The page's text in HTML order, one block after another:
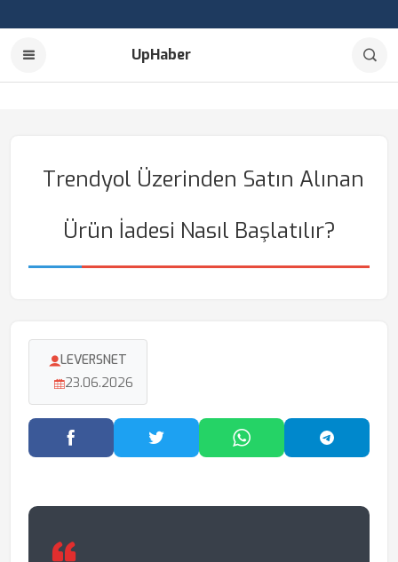
UpHaber
Trendyol Üzerinden Satın Alınan
Ürün İadesi Nasıl Başlatılır?
LEVERSNET
23.06.2026
Facebook'ta PaylaşTwitter'da PaylaşWhatsApp'ta Paylaş